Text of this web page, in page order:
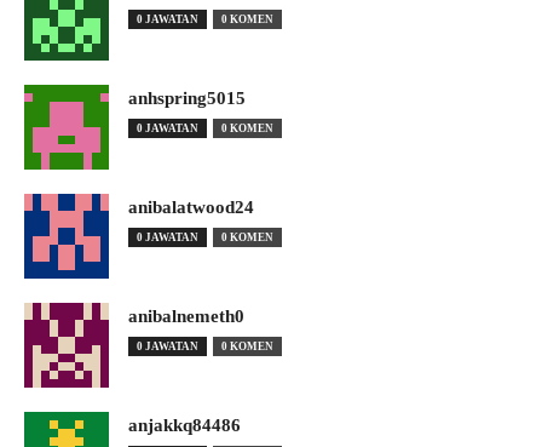
0 JAWATAN 0 KOMEN
anhspring5015
0 JAWATAN 0 KOMEN
anibalatwood24
0 JAWATAN 0 KOMEN
anibalnemeth0
0 JAWATAN 0 KOMEN
anjakkq84486